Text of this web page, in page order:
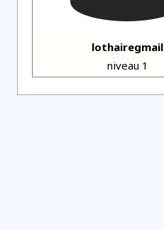
lothairegmail
niveau 1